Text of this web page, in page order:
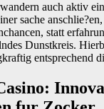
auch aktiv
sache
statt
Dunstkreis.
entsprechend